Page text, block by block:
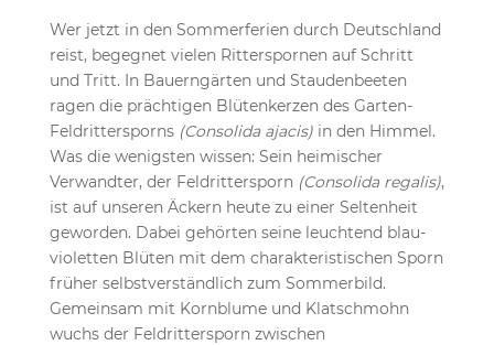
Wer jetzt in den Sommerferien durch Deutschland
reist, begegnet vielen Ritterspornen auf Schritt
und Tritt. In Bauerngärten und Staudenbeeten
ragen die prächtigen Blütenkerzen des Garten-
Feldrittersporns (Consolida ajacis)in den Himmel.
Was die wenigsten wissen: Sein heimischer
Verwandter, der Feldrittersporn (Consolida regalis),
ist auf unseren Äckern heute zu einer Seltenheit
geworden. Dabei gehörten seine leuchtend blau-
violetten Blüten mit dem charakteristischen Sporn
früher selbstverständlich zum Sommerbild.
Gemeinsam mit Kornblume und Klatschmohn
wuchs der Feldrittersporn zwischen